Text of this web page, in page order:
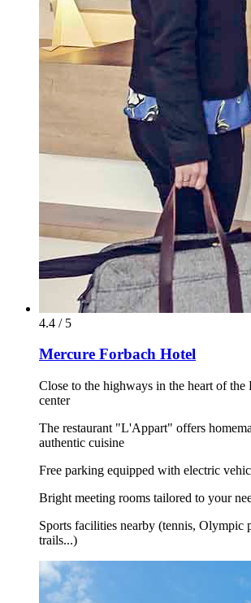
4.4 / 5
Mercure Forbach Hotel
Close to the highways in the heart of the
center
The restaurant "L'Appart" offers
authentic cuisine
Free parking equipped with electric
Bright meeting rooms tailored to your
Sports facilities nearby (tennis, Olympic
trails...)